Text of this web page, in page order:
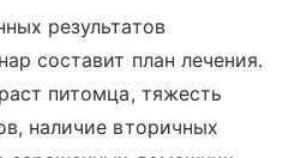
результатов
составит план лечения.
питомца, тяжесть
наличие вторичных